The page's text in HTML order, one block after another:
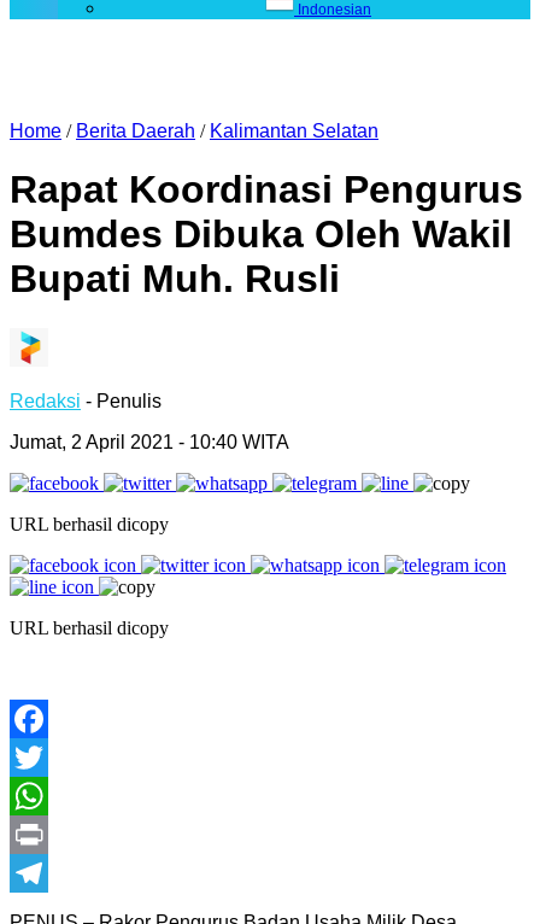
Indonesian
Home / Berita Daerah / Kalimantan Selatan
Rapat Koordinasi Pengurus
Bumdes Dibuka Oleh Wakil
Bupati Muh. Rusli
Redaksi - Penulis
Jumat, 2 April 2021 - 10:40 WITA
URL berhasil dicopy
URL berhasil dicopy
Facebook
Twitter
WhatsApp
Print
Telegram